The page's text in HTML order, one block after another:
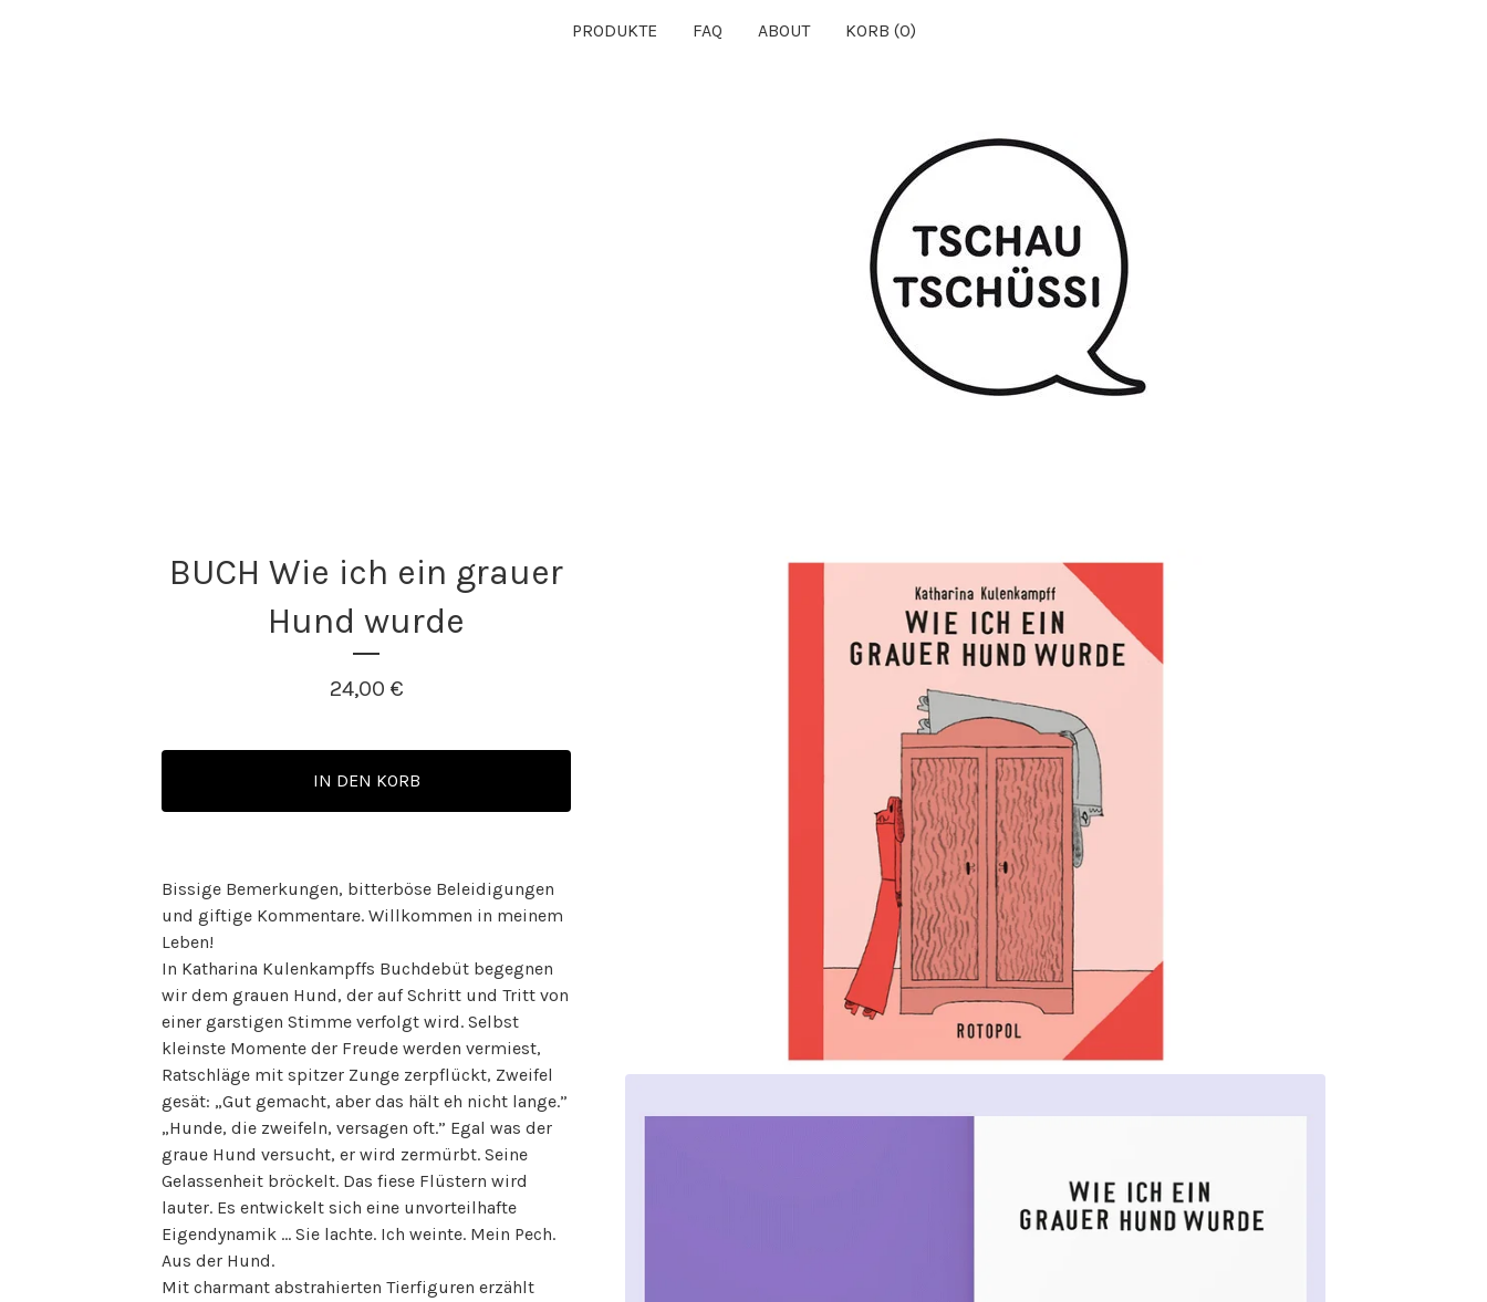
PRODUKTE FAQ ABOUT KORB (0)
BUCH Wie ich ein grauer
Hund wurde
24,00 €
IN DEN KORB
Bissige Bemerkungen, bitterböse Beleidigungen
und giftige Kommentare. Willkommen in meinem
Leben!
In Katharina Kulenkampffs Buchdebüt begegnen
wir dem grauen Hund, der auf Schritt und Tritt von
einer garstigen Stimme verfolgt wird. Selbst
kleinste Momente der Freude werden vermiest,
Ratschläge mit spitzer Zunge zerpflückt, Zweifel
gesät: „Gut gemacht, aber das hält eh nicht lange.”
„Hunde, die zweifeln, versagen oft.” Egal was der
graue Hund versucht, er wird zermürbt. Seine
Gelassenheit bröckelt. Das fiese Flüstern wird
lauter. Es entwickelt sich eine unvorteilhafte
Eigendynamik … Sie lachte. Ich weinte. Mein Pech.
Aus der Hund.
Mit charmant abstrahierten Tierfiguren erzählt